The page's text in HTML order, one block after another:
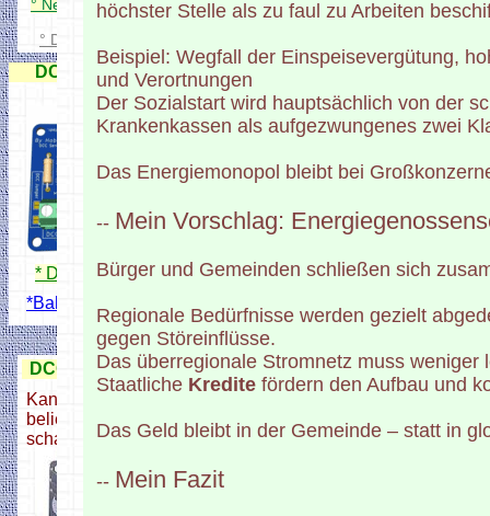
DCC 8 fach Servo-Decoder
* DCC Servodecoder
*Bahnschrankendecoder
° Neuer DCC Servo Schaltdecoder
° DCC Servo + Schaltdecoder
DCC LED-Pixel Decodersystem
Kann 127 LEDs, jeweils mit
beliebigen DCC Adresse
schalten
höchster Stelle als zu faul zu Arbeiten
Beispiel: Wegfall der Einspeisevergütung,
und Verortnungen
Der Sozialstart wird hauptsächlich von der
Krankenkassen als aufgezwungenes zwei
Das Energiemonopol bleibt bei
-- Mein Vorschlag:
Bürger und Gemeinden schließen sich
Regionale Bedürfnisse werden gezielt
gegen Störeinflüsse.
Das überregionale Stromnetz muss weniger
Staatliche Kredite fördern den Aufbau und
Das Geld bleibt in der Gemeinde – statt in
-- Mein Fazit